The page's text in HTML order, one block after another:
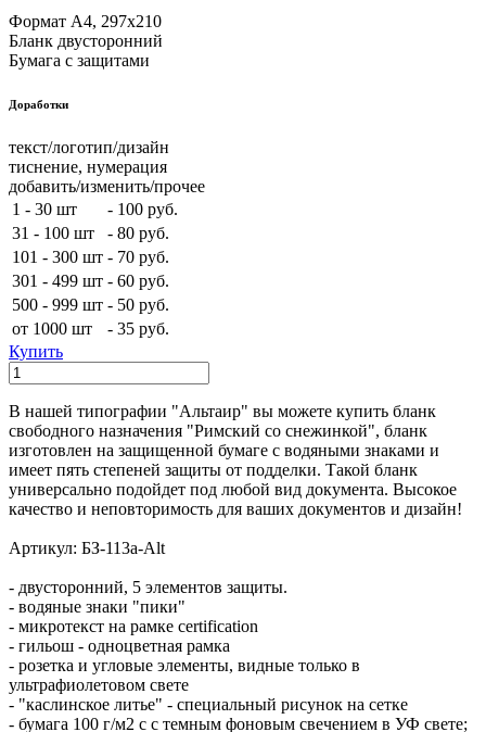
Формат А4, 297х210
Бланк двусторонний
Бумага с защитами
Доработки
текст/логотип/дизайн
тиснение, нумерация
добавить/изменить/прочее
1 - 30 шт
- 100 руб.
31 - 100 шт
- 80 руб.
101 - 300 шт - 70 руб.
301 - 499 шт - 60 руб.
500 - 999 шт - 50 руб.
от 1000 шт
- 35 руб.
Купить
В нашей типографии "Альтаир" вы можете купить бланк
свободного назначения "Римский со снежинкой", бланк
изготовлен на защищенной бумаге с водяными знаками и
имеет пять степеней защиты от подделки. Такой бланк
универсально подойдет под любой вид документа. Высокое
качество и неповторимость для ваших документов и дизайн!
Артикул: БЗ-113а-Alt
- двусторонний, 5 элементов защиты.
- водяные знаки "пики"
- микротекст на рамке certification
- гильош - одноцветная рамка
- розетка и угловые элементы, видные только в
ультрафиолетовом свете
- "каслинское литье" - специальный рисунок на сетке
- бумага 100 г/м2 с с темным фоновым свечением в УФ свете;